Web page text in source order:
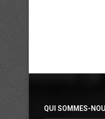
QUI SOMMES-